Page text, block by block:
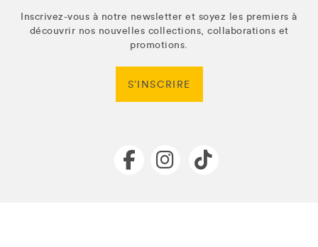
Inscrivez-vous à notre newsletter et soyez les premiers à
découvrir nos nouvelles collections, collaborations et
promotions.
S’INSCRIRE